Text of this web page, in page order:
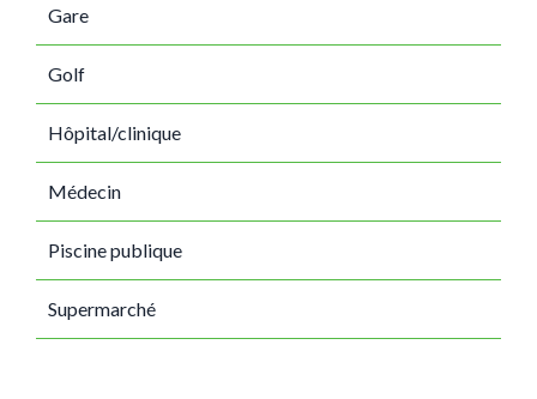
Gare
Golf
Hôpital/clinique
Médecin
Piscine publique
Supermarché